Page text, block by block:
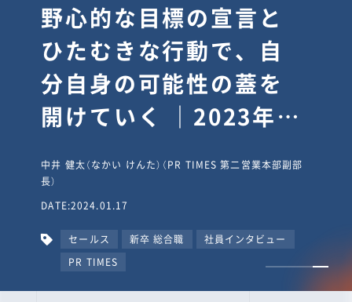
逆境では自分のスタン
スを変え“予想を裏切
り、期待を超える”【真
輔塾・前編】
山田真輔（やまだ しんすけ）（執行役員 兼 Jooto事業部
長）
DATE:2023.09.08
カルチャー CxO キャリア入社 Jooto